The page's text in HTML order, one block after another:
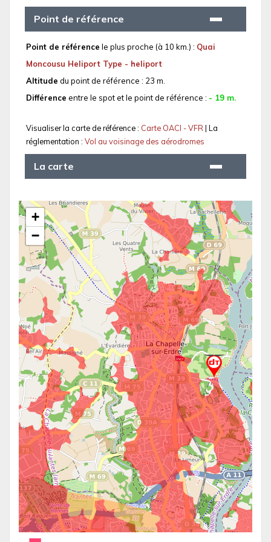
Point de référence
Point de référence le plus proche (à 10 km.) : Quai
Moncousu Heliport Type - heliport
Altitude du point de référence : 23 m.
Différence entre le spot et le point de référence : - 19 m.
Visualiser la carte de référence : Carte OACI - VFR| La
réglementation : Vol au voisinage des aérodromes
La carte